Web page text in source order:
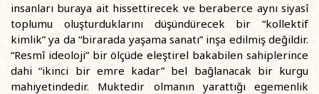
insanları buraya ait hissettirecek ve beraberce aynı siyasî
toplumu oluşturduklarını düşündürecek bir “kollektif
kimlik” ya da “birarada yaşama sanatı” inşa edilmiş değildir.
“Resmî ideoloji” bir ölçüde eleştirel bakabilen sahiplerince
dahi “ikinci bir emre kadar” bel bağlanacak bir kurgu
mahiyetindedir. Muktedir olmanın yarattığı egemenlik